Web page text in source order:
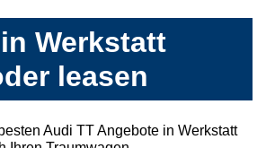
Werkstatt
leasen
Audi TT Angebote in Werkstatt